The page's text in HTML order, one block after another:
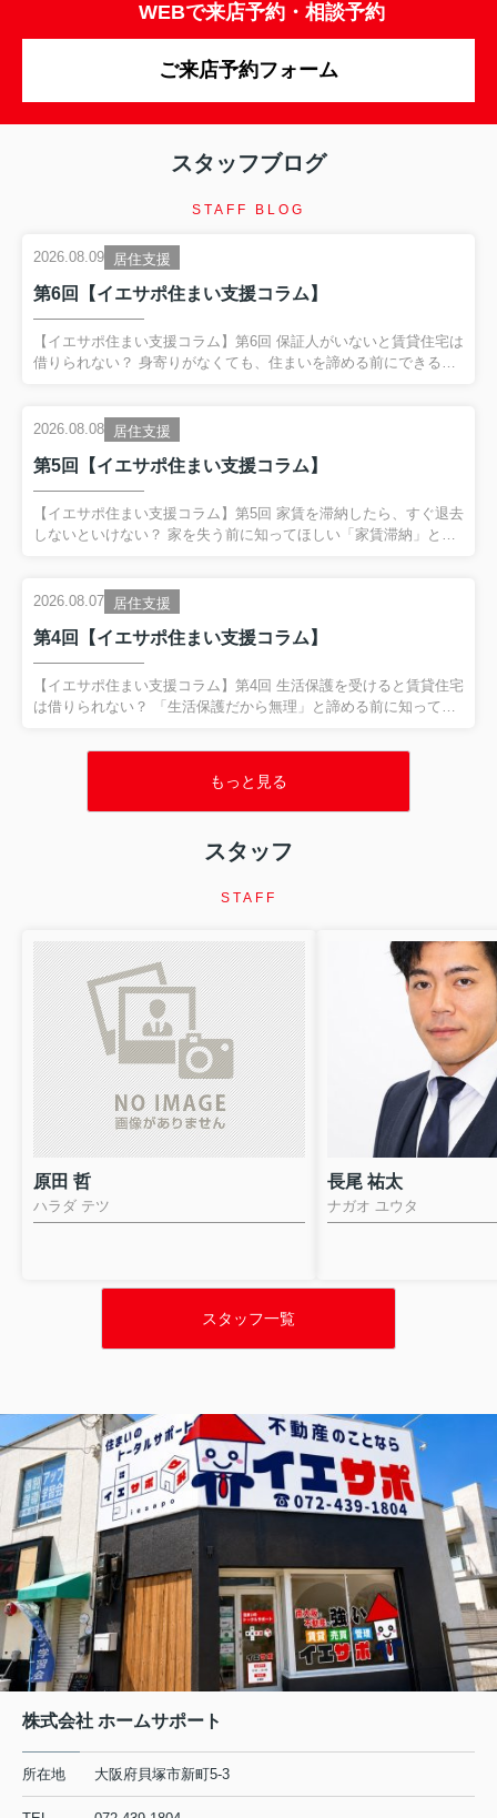
WEBで来店予約・相談予約
ご来店予約フォーム
スタッフブログ
STAFF BLOG
2026.08.09 居住支援
第6回【イエサポ住まい支援コラム】
【イエサポ住まい支援コラム】第6回 保証人がいないと賃貸住宅は
借りられない？ 身寄りがなくても、住まいを諦める前にできるこ
は、 単なるお金の問題ではない場合があります。 失業や病気、生
活状況の変化など、 その背景に別の困りごとが隠れていることが
あります。 だからこそ、 家賃滞納を責めるだけではなく、 「住
まいを失うサイン」として早く気付くこと が大切だとお伝えしま
した。 今回は、住まい相談の現場で非常によく聞く、 「保証人が
いないと賃貸住宅は借りられないの？」 という疑問...
2026.08.08 居住支援
第5回【イエサポ住まい支援コラム】
【イエサポ住まい支援コラム】第5回 家賃を滞納したら、すぐ退去
しないといけない？ 家を失う前に知ってほしい「家賃滞納」とい
護を受給していることだけで、 賃貸住宅を借りられないわけでは
ありません。 一方で、 保証会社や初期費用、家賃、緊急連絡先な
ど、 入居までに整理が必要なケースがあります。 そして何より大
切なのが、 困ってからではなく、困り始めた段階で相談するこ
と。 今回は、その代表的なサインである、 「家賃滞納」 につい
てお話しします。 家賃を滞納したら、すぐに退去...
2026.08.07 居住支援
第4回【イエサポ住まい支援コラム】
【イエサポ住まい支援コラム】第4回 生活保護を受けると賃貸住宅
は借りられない？ 「生活保護だから無理」と諦める前に知ってほ
借りにくいのか？」 についてお伝えしました。 高齢だからという
う大家さん側の不安が、住まい探しを難しくしているケースがあ
ります。 そのため、保証会社や支援機関、居住支援法人などが関
とが大切だとお伝えしました。 今回は、住まい相談の現場でも非
もっと見る
スタッフ
STAFF
原田 哲
ハラダ テツ
長尾 祐太
ナガオ ユウタ
スタッフ一覧
株式会社 ホームサポート
所在地 大阪府貝塚市新町5-3